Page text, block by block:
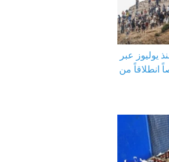
يوليوز عبر
انطلاقاً من